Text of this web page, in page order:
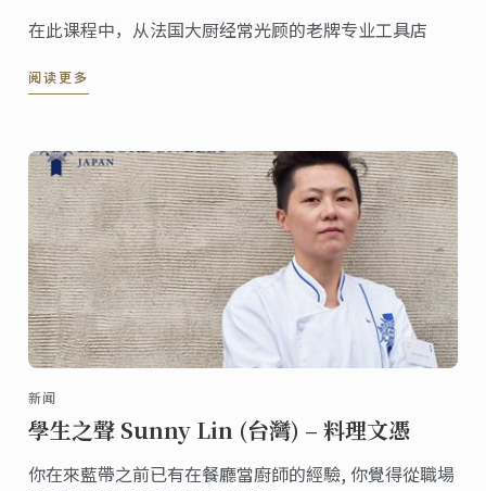
在此课程中，从法国大厨经常光顾的老牌专业工具店
阅读更多
新闻
學生之聲 Sunny Lin (台灣) – 料理文憑
你在來藍帶之前已有在餐廳當廚師的經驗, 你覺得從職場